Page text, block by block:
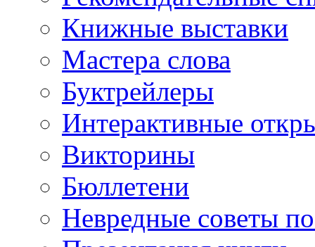
Книжные выставки
Мастера слова
Буктрейлеры
Интерактивные
Викторины
Бюллетени
Невредные советы